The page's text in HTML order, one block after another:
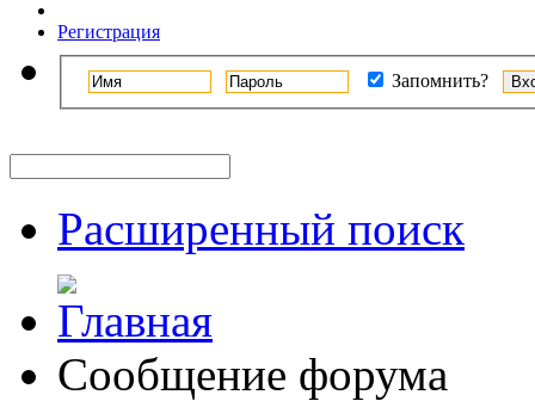
Регистрация
Запомнить?
Расширенный поиск
Сообщение форума